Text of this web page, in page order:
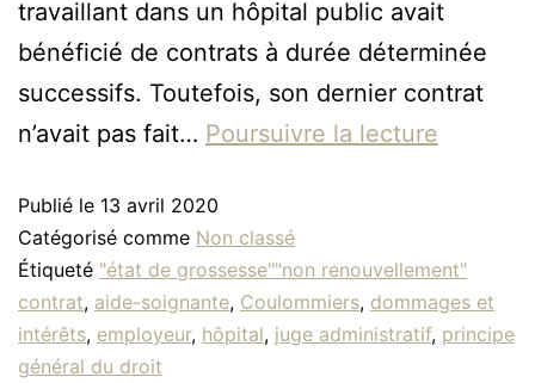
travaillant dans un hôpital public avait
bénéficié de contrats à durée déterminée
successifs. Toutefois, son dernier contrat
n’avait pas fait… Poursuivre la lecture
Publié le 13 avril 2020
Catégorisé comme Non classé
Étiqueté "état de grossesse""non renouvellement"
contrat, aide-soignante, Coulommiers, dommages et
intérêts, employeur, hôpital, juge administratif, principe
général du droit